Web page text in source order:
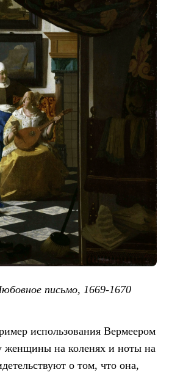
письмо, 1669-1670
использования Вермеером
женщины на коленях и ноты на
о том, что она,